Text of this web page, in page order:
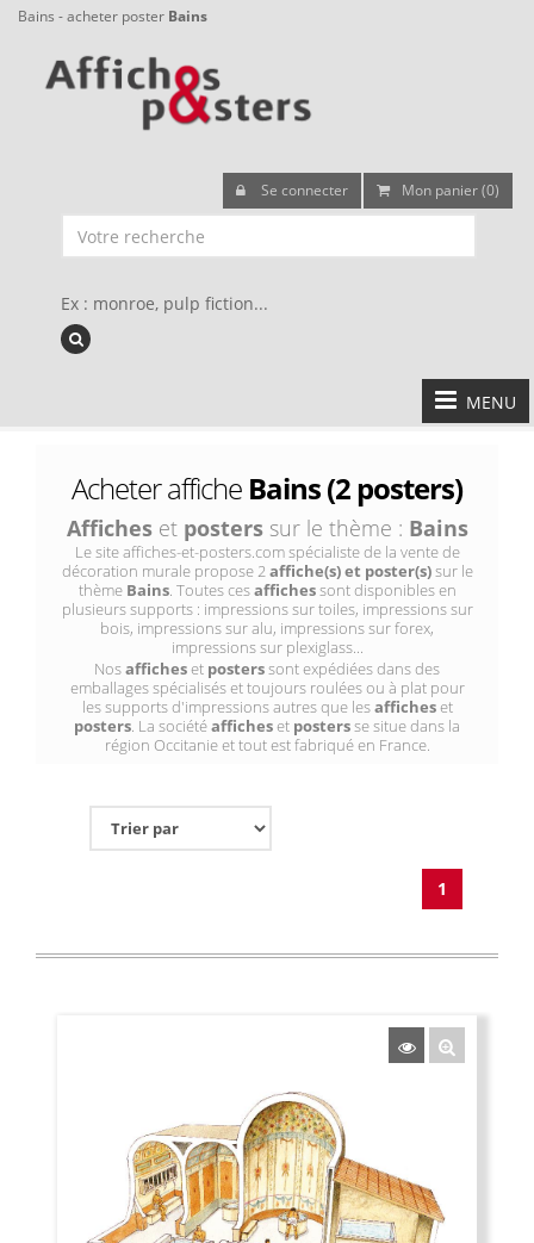
Bains - acheter poster Bains
Se connecter Mon panier (0)
Ex : monroe, pulp fiction...
MENU
Acheter affiche Bains (2 posters)
Afficheset posterssur le thème : Bains
Le site affiches-et-posters.com spécialiste de la vente de
décoration murale propose 2affiche(s) et poster(s)sur le
thème Bains. Toutes cesaffichessont disponibles en
plusieurs supports : impressions sur toiles, impressions sur
bois, impressions sur alu, impressions sur forex,
impressions sur plexiglass...
Nosafficheset posterssont expédiées dans des
emballages spécialisés et toujours roulées ou à plat pour
les supports d'impressions autres que lesafficheset
posters. La sociétéafficheset postersse situe dans la
région Occitanie et tout est fabriqué en France.
1